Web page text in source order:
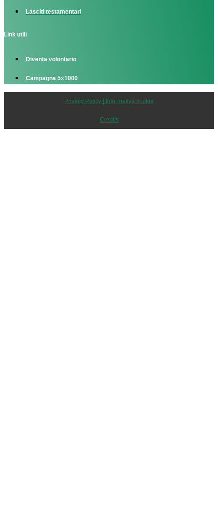
Lasciti testamentari
Link utili
Diventa volontario
Campagna 5x1000
Privacy Policy | Informativa cookie
Credits